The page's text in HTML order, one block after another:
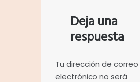
Deja una
respuesta
Tu dirección de correo
electrónico no será